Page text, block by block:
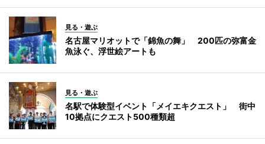
見る・遊ぶ
名古屋マリオットで「錦魚の舞」 200匹の弥富金
魚泳ぐ、浮世絵アートも
見る・遊ぶ
名駅で体験型イベント「メイエキクエスト」 街中
10拠点にクエスト500種類超